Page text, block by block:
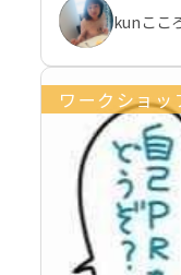
kunここ
ワークショッ